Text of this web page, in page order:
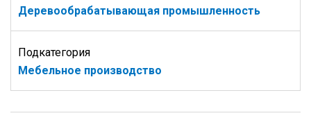
Деревообрабатывающая промышленность
Подкатегория
Мебельное производство